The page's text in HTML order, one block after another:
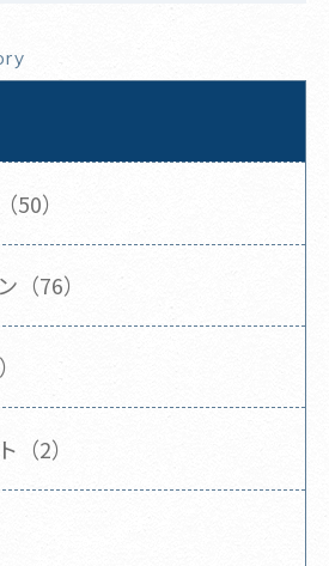
50）
（76）
（2）